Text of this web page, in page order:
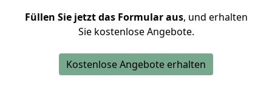
Füllen Sie jetzt das Formular aus, und erhalten
Sie kostenlose Angebote.
Kostenlose Angebote erhalten